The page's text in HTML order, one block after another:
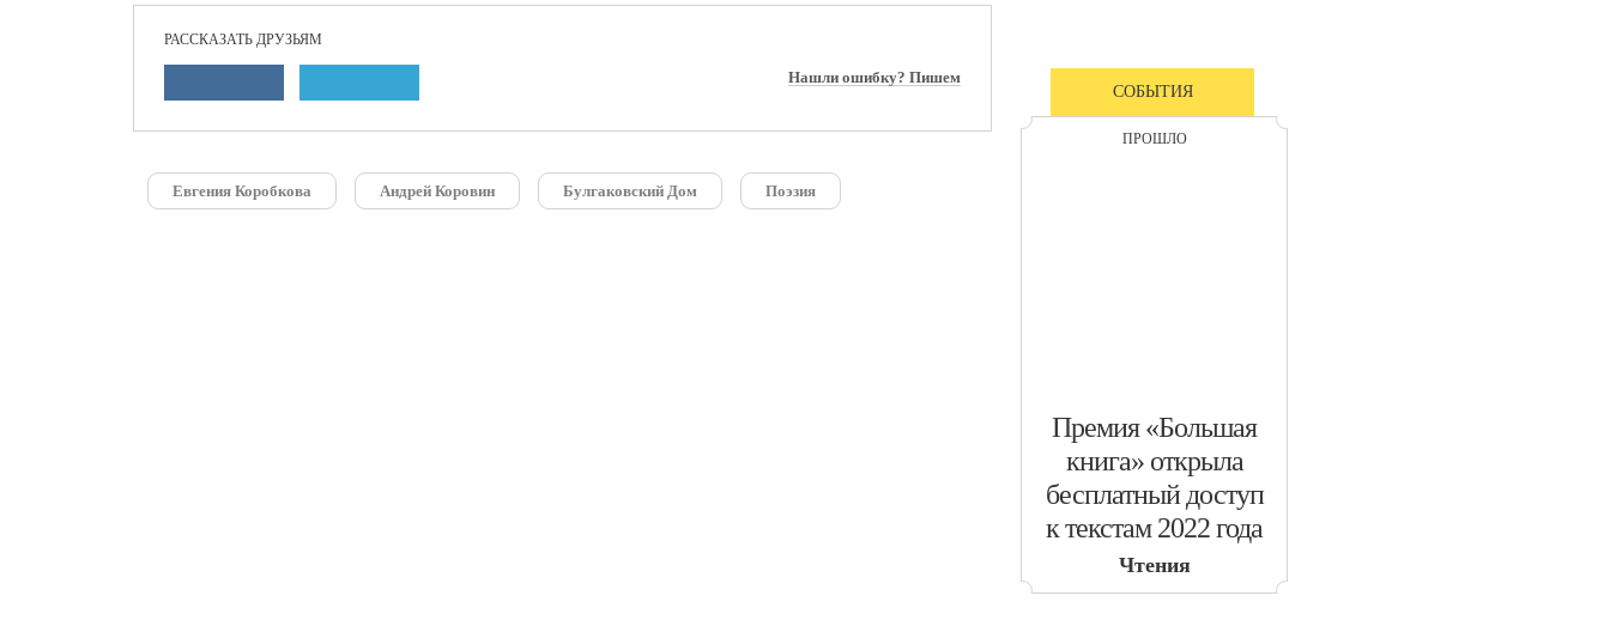
РАССКАЗАТЬ ДРУЗЬЯМ
Нашли ошибку? Пишем
Евгения Коробкова Андрей Коровин Булгаковский Дом Поэзия
СОБЫТИЯ
ПРОШЛО
​Премия «Большая
книга» открыла
бесплатный доступ
к текстам 2022 года
Чтения